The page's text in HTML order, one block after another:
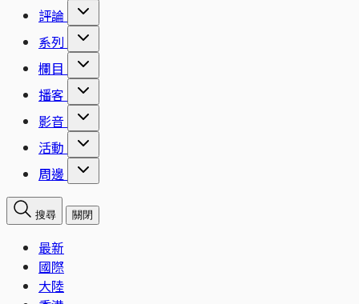
評論
系列
欄目
播客
影音
活動
周邊
搜尋 關閉
最新
國際
大陸